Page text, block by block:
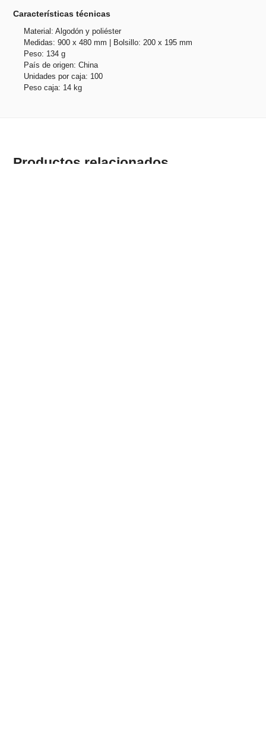
Características técnicas
Material: Algodón y poliéster
Medidas: 900 x 480 mm | Bolsillo: 200 x 195 mm
Peso: 134 g
País de origen: China
Unidades por caja: 100
Peso caja: 14 kg
Productos relacionados